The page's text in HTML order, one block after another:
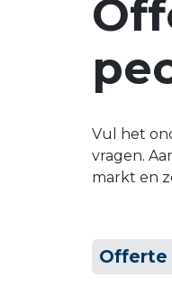
Vul het
vragen.
markt en
Offerte